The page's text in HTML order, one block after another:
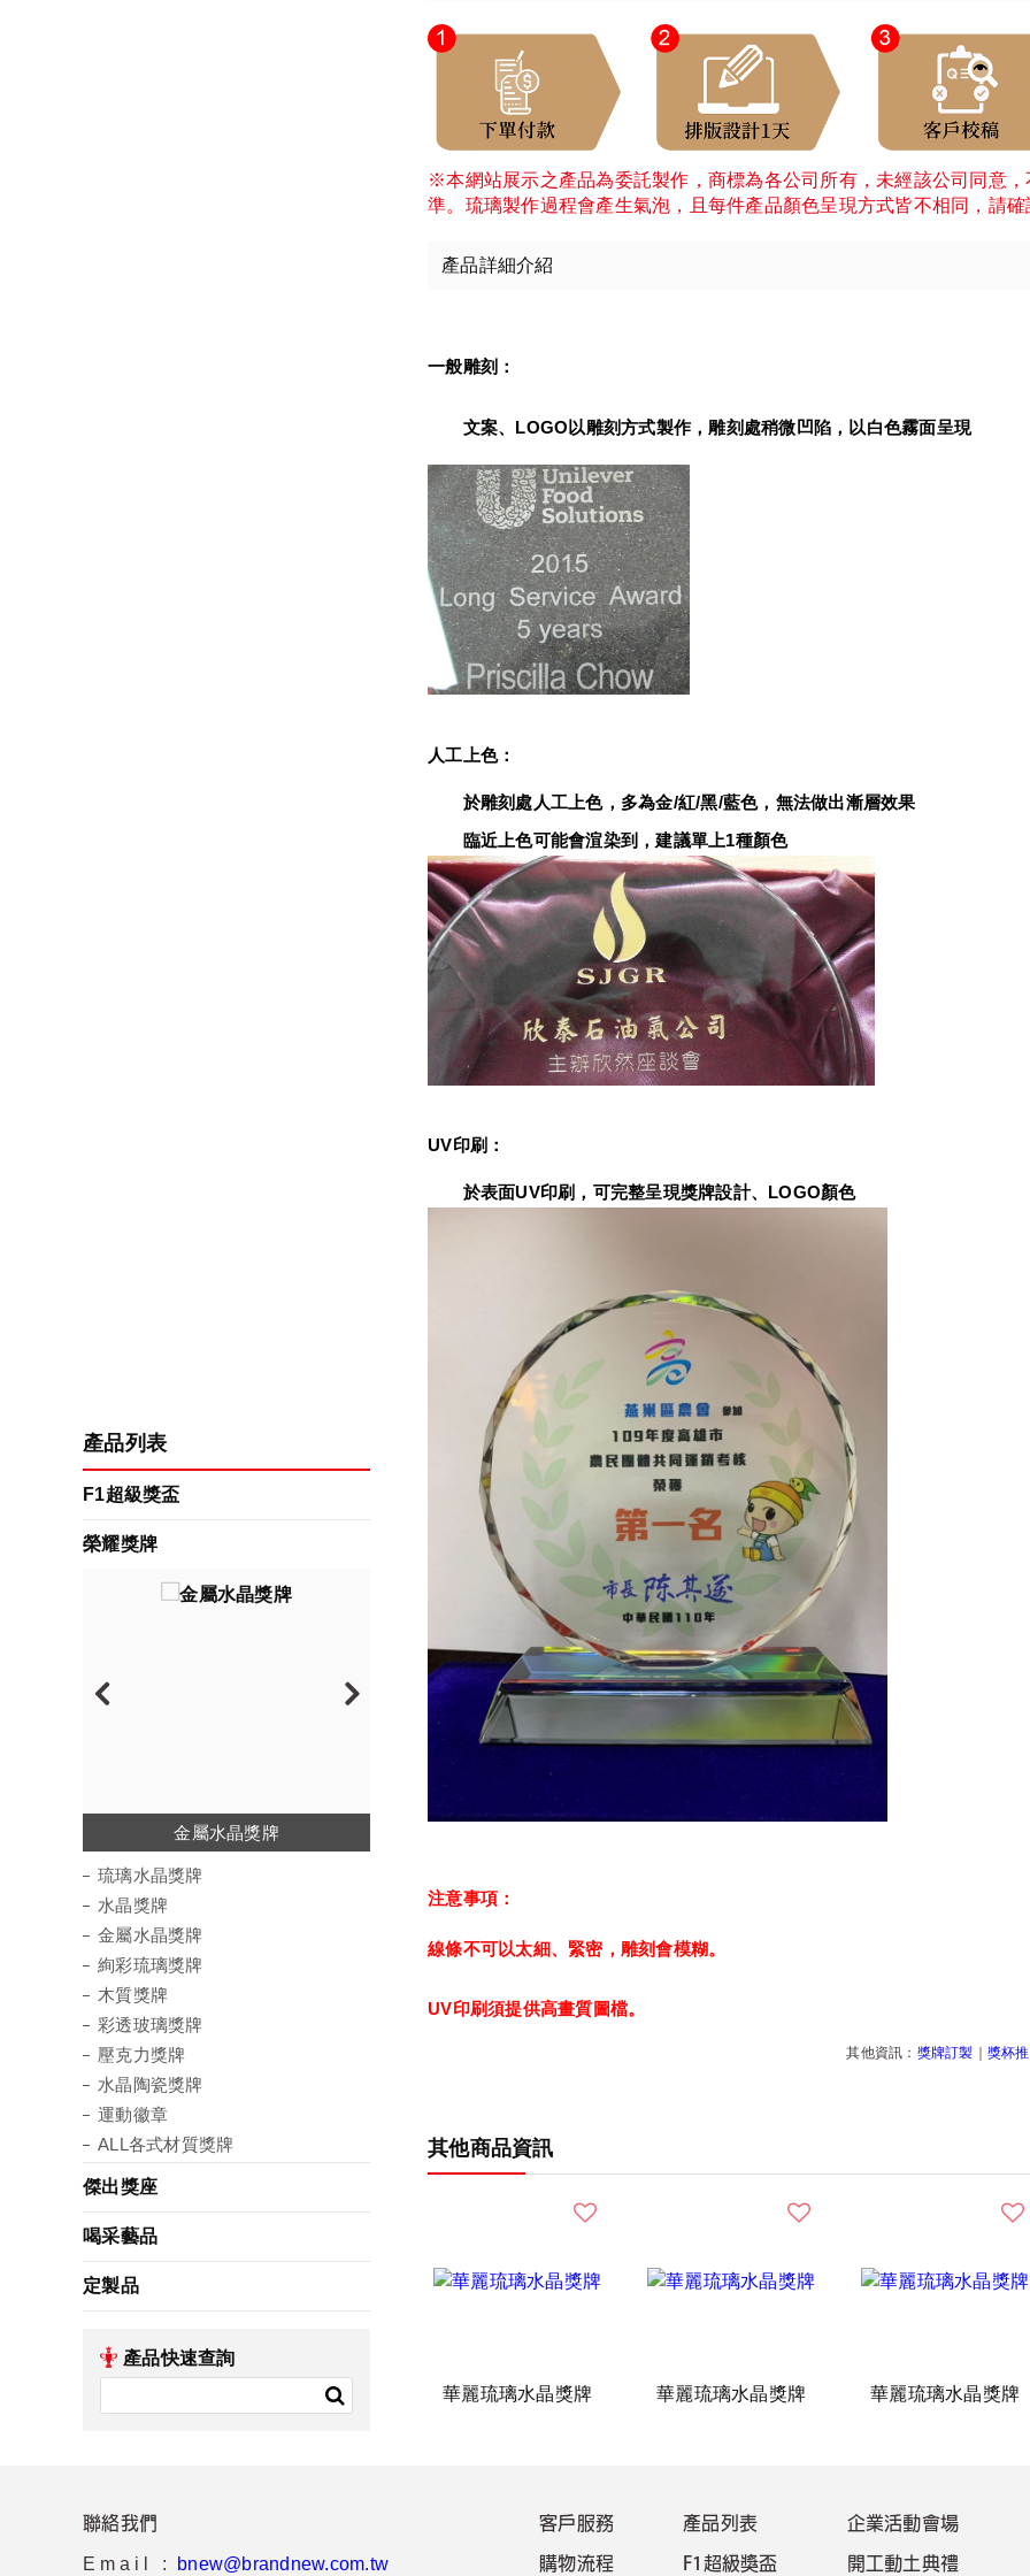
產品列表
F1超級獎盃
榮耀獎牌
琉璃水晶獎牌
水晶獎牌
金屬水晶獎牌
絢彩琉璃獎牌
木質獎牌
彩透玻璃獎牌
壓克力獎牌
水晶陶瓷獎牌
運動徽章
琉璃水晶獎牌
水晶獎牌
金屬水晶獎牌
絢彩琉璃獎牌
木質獎牌
彩透玻璃獎牌
壓克力獎牌
水晶陶瓷獎牌
運動徽章
ALL各式材質獎牌
傑出獎座
喝采藝品
定製品
產品快速查詢
※本網站展示之產品為委託製作，商標為各公司所有，未經該公司同意
準。琉璃製作過程會產生氣泡，且每件產品顏色呈現方式皆不相同，請
產品詳細介紹
一般雕刻：
文案、LOGO以雕刻方式製作，雕刻處稍微凹陷，以白色霧面呈現
人工上色：
於雕刻處人工上色，多為金/紅/黑/藍色，無法做出漸層效果
臨近上色可能會渲染到，建議單上1種顏色
UV印刷：
於表面UV印刷，可完整呈現獎牌設計、LOGO顏色
注意事項：
線條不可以太細、緊密，雕刻會模糊。
UV印刷須提供高畫質圖檔。
其他資訊： 獎牌訂製 獎杯
其他商品資訊
華麗琉璃水晶獎牌 華麗琉璃水晶獎牌 華麗琉璃水晶獎牌
聯絡我們
Email : bnew@brandnew.com.tw
客戶服務
購物流程
產品列表
F1超級獎盃
企業活動會場
開工動土典禮